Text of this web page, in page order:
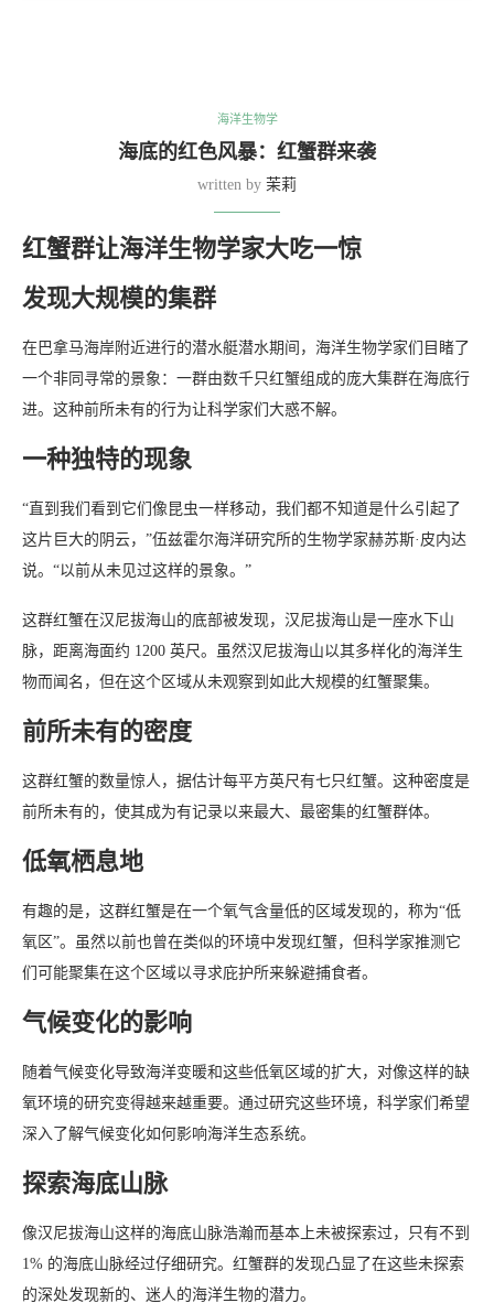
海洋生物学
海底的红色风暴：红蟹群来袭
written by 茉莉
红蟹群让海洋生物学家大吃一惊
发现大规模的集群
在巴拿马海岸附近进行的潜水艇潜水期间，海洋生物学家们目睹了
一个非同寻常的景象：一群由数千只红蟹组成的庞大集群在海底行
进。这种前所未有的行为让科学家们大惑不解。
一种独特的现象
“直到我们看到它们像昆虫一样移动，我们都不知道是什么引起了
这片巨大的阴云，”伍兹霍尔海洋研究所的生物学家赫苏斯·皮内达
说。“以前从未见过这样的景象。”
这群红蟹在汉尼拔海山的底部被发现，汉尼拔海山是一座水下山
脉，距离海面约 1200 英尺。虽然汉尼拔海山以其多样化的海洋生
物而闻名，但在这个区域从未观察到如此大规模的红蟹聚集。
前所未有的密度
这群红蟹的数量惊人，据估计每平方英尺有七只红蟹。这种密度是
前所未有的，使其成为有记录以来最大、最密集的红蟹群体。
低氧栖息地
有趣的是，这群红蟹是在一个氧气含量低的区域发现的，称为“低
氧区”。虽然以前也曾在类似的环境中发现红蟹，但科学家推测它
们可能聚集在这个区域以寻求庇护所来躲避捕食者。
气候变化的影响
随着气候变化导致海洋变暖和这些低氧区域的扩大，对像这样的缺
氧环境的研究变得越来越重要。通过研究这些环境，科学家们希望
深入了解气候变化如何影响海洋生态系统。
探索海底山脉
像汉尼拔海山这样的海底山脉浩瀚而基本上未被探索过，只有不到
1% 的海底山脉经过仔细研究。红蟹群的发现凸显了在这些未探索
的深处发现新的、迷人的海洋生物的潜力。